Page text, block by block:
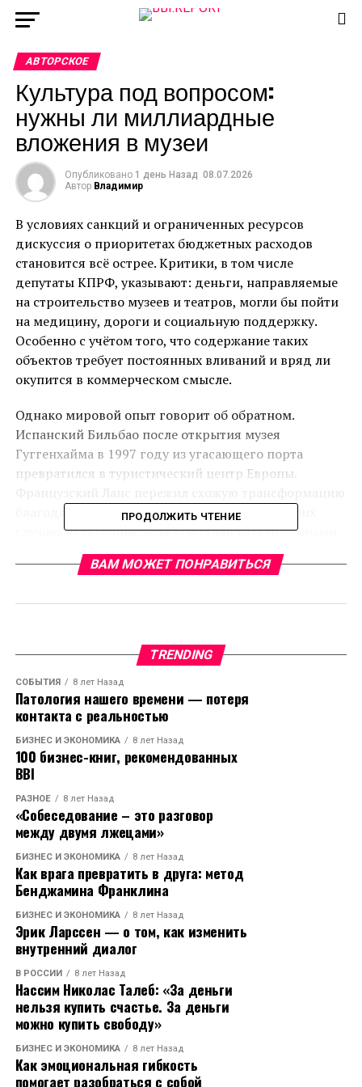
АВТОРСКОЕ
Культура под вопросом:
нужны ли миллиардные
вложения в музеи
Опубликовано 1 день Назад 08.07.2026
Автор Владимир
В условиях санкций и ограниченных ресурсов
дискуссия о приоритетах бюджетных расходов
становится всё острее. Критики, в том числе
депутаты КПРФ, указывают: деньги, направляемые
на строительство музеев и театров, могли бы пойти
на медицину, дороги и социальную поддержку.
Особенно с учётом того, что содержание таких
объектов требует постоянных вливаний и вряд ли
окупится в коммерческом смысле.
Однако мировой опыт говорит об обратном.
Испанский Бильбао после открытия музея
Гуггенхайма в 1997 году из угасающего порта
превратился в туристический центр Европы.
благодаря филиалу Лувра (Louvre-Lens). В обоих
случаях культурные объекты стали катализаторами
развития целых регионов.
Калининграде, Кемерово и Владивостоке. В
уже работают обновлённый Музей Мирового океана
и филиал Третьяковской галереи. Застройщиком
выступает компания «Стройтрансгаз», общая
площадь объектов превышает 600 тысяч
квадратных метров.
Расходы по госпрограмме «Развитие культуры»
растут: 206,7 млрд рублей в 2025 году, 260,8 млрд в
2026-м, 307,6 млрд в 2027-м. За последние 25 лет
построено больше театров, чем за весь советский
период.
Эффект уже заметен. По данным первого вице-
премьера Марата Хуснуллина, калининградский
филиал Третьяковки за первый год посетили около
323,5 тысячи человек, что дало импульс местной
экономике.
Исторический урок тоже важен:
недофинансирование культуры в позднем СССР
привело к моральной деградации и ускорило
распад государства. Сегодняшние вложения - это не
роскошь, а стратегический ответ на вызовы
времени. Культура остаётся основой, на которой
ПРОДОЛЖИТЬ ЧТЕНИЕ
ВАМ МОЖЕТ ПОНРАВИТЬСЯ
TRENDING
СОБЫТИЯ 8 лет Назад
Патология нашего времени — потеря
контакта с реальностью
БИЗНЕС И ЭКОНОМИКА 8 лет Назад
100 бизнес-книг, рекомендованных
BBI
РАЗНОЕ 8 лет Назад
«Cобеседование – это разговор
между двумя лжецами»
БИЗНЕС И ЭКОНОМИКА 8 лет Назад
Как врага превратить в друга: метод
Бенджамина Франклина
БИЗНЕС И ЭКОНОМИКА 8 лет Назад
Эрик Ларссен — о том, как изменить
внутренний диалог
В РОССИИ 8 лет Назад
Нассим Николас Талеб: «За деньги
нельзя купить счастье. За деньги
можно купить свободу»
БИЗНЕС И ЭКОНОМИКА 8 лет Назад
Как эмоциональная гибкость
помогает разобраться с собой